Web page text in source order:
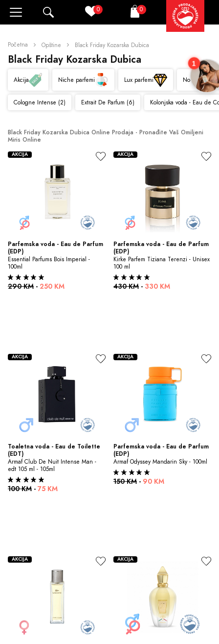
0 Korpa
0
Početna Opštine Black Friday Kozarska Dubica
Black Friday Kozarska Dubica
Akcija Niche parfemi Lux parfemi Novo
Cologne Intense (2) Extrait De Parfum (6) Kolonjska voda - Eau de
Black Friday Kozarska Dubica Online Prodaja - Pronađite Vaš Omiljeni
Miris Online
Parfemska voda - Eau de Parfum
(EDP)
Essential Parfums Bois Imperial -
100ml
290 KM - 250 KM
AKCIJA
Parfemska voda - Eau de Parfum
(EDP)
Kirke Parfem Tiziana Terenzi - Unisex
100 ml
430 KM - 330 KM
AKCIJA
Toaletna voda - Eau de Toilette
(EDT)
Armaf Club De Nuit Intense Man -
edt 105 ml - 105ml
100 KM - 75 KM
AKCIJA
Parfemska voda - Eau de Parfum
(EDP)
Armaf Odyssey Mandarin Sky - 100ml
150 KM - 90 KM
AKCIJA
AKCIJA AKCIJA
1